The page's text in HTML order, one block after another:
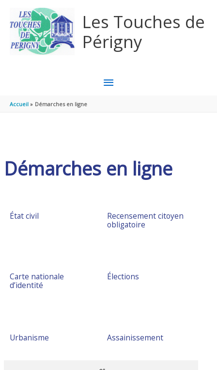
Les Touches de
Périgny
MENU
Accueil Démarches en ligne
Démarches en ligne
État civil
Recensement citoyen
obligatoire
Carte nationale
d’identité
Élections
Urbanisme Assainissement